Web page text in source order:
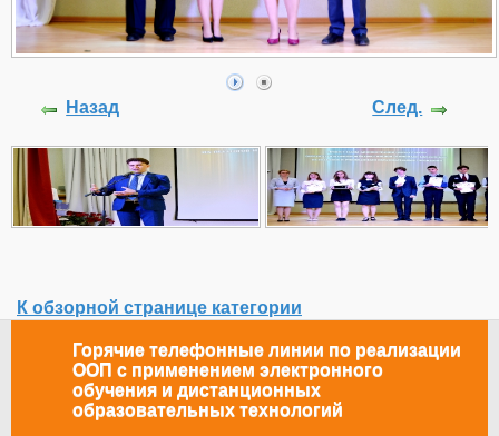
Назад След.
К обзорной странице категории
Горячие телефонные линии по реализации
ООП с применением электронного
обучения и дистанционных
образовательных технологий